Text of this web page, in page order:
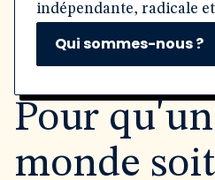
indépendante, radicale
Qui sommes-nous ?
Pour
monde